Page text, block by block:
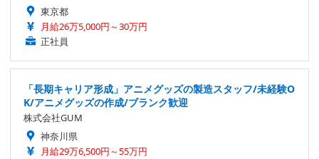
東京都
月給26万5,000円～30万円
正社員
「長期キャリア形成」アニメグッズの製造スタッフ/未経験O
K/アニメグッズの作成/ブランク歓迎
株式会社GUM
神奈川県
月給29万6,500円～55万円